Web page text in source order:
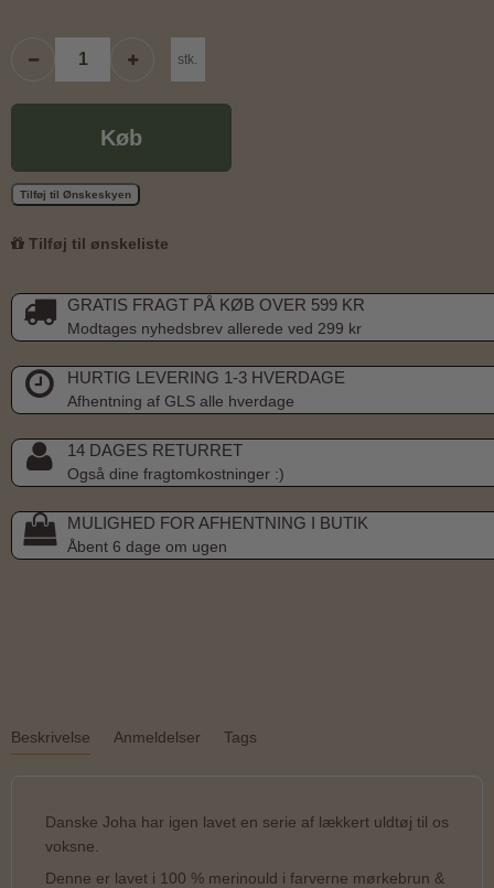
stk.
Køb
Tilføj til Ønskeskyen
Tilføj til ønskeliste
GRATIS FRAGT PÅ KØB OVER 599 KR
Modtages nyhedsbrev allerede ved 299 kr
HURTIG LEVERING 1-3 HVERDAGE
Afhentning af GLS alle hverdage
14 DAGES RETURRET
Også dine fragtomkostninger :)
MULIGHED FOR AFHENTNING I BUTIK
Åbent 6 dage om ugen
Beskrivelse Anmeldelser Tags
Danske Joha har igen lavet en serie af lækkert uldtøj til os
voksne.
Denne er lavet i 100 % merinould i farverne mørkebrun &